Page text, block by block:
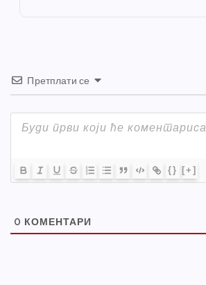
Претплати се
{} [+]
0 КОМЕНТАРИ